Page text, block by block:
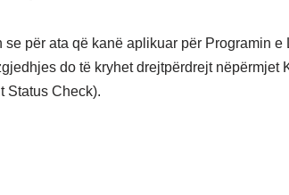
për ata që kanë aplikuar për Programin e
do të kryhet drejtpërdrejt nëpërmjet
Status Check).